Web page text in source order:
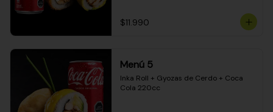
$11.990
Menú 5
Inka Roll + Gyozas de Cerdo + Coca
Cola 220cc